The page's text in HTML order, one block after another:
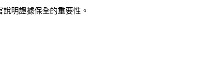
明證據保全的重要性。